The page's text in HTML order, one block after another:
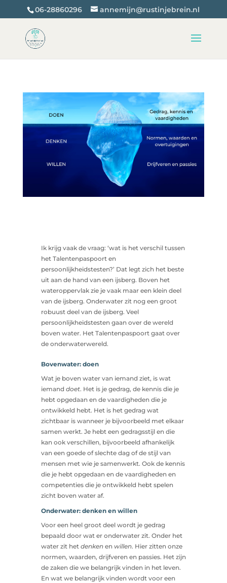
06-28860296 annemijn@rustinjebrein.nl
Ik krijg vaak de vraag: ‘wat is het verschil tussen
het Talentenpaspoort en
persoonlijkheidstesten?’ Dat legt zich het beste
uit aan de hand van een ijsberg. Boven het
wateroppervlak zie je vaak maar een klein deel
van de ijsberg. Onderwater zit nog een groot
robuust deel van de ijsberg. Veel
persoonlijkheidstesten gaan over de wereld
boven water. Het Talentenpaspoort gaat over
de onderwaterwereld.
Bovenwater: doen
Wat je boven water van iemand ziet, is wat
iemand doet. Het is je gedrag, de kennis die je
hebt opgedaan en de vaardigheden die je
ontwikkeld hebt. Het is het gedrag wat
zichtbaar is wanneer je bijvoorbeeld met elkaar
samen werkt. Je hebt een gedragsstijl en die
kan ook verschillen, bijvoorbeeld afhankelijk
van een goede of slechte dag of de stijl van
mensen met wie je samenwerkt. Ook de kennis
die je hebt opgedaan en de vaardigheden en
competenties die je ontwikkeld hebt spelen
zicht boven water af.
Onderwater: denken en willen
Voor een heel groot deel wordt je gedrag
bepaald door wat er onderwater zit. Onder het
water zit het denkenen willen. Hier zitten onze
normen, waarden, drijfveren en passies. Het zijn
de zaken die we belangrijk vinden in het leven.
En wat we belangrijk vinden wordt voor een